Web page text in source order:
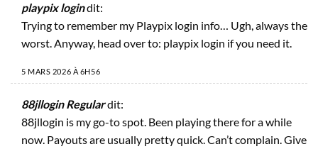
playpix logindit:
Trying to remember my Playpix login info… Ugh, always the
worst. Anyway, head over to: playpix login if you need it.
5 MARS 2026 À 6H56
88jllogin Regulardit:
88jllogin is my go-to spot. Been playing there for a while
now. Payouts are usually pretty quick. Can’t complain. Give